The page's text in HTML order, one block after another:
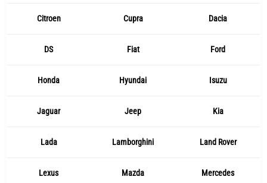
Citroen Cupra Dacia
DS Fiat Ford
Honda Hyundai Isuzu
Jaguar Jeep Kia
Lada Lamborghini Land Rover
Lexus Mazda Mercedes